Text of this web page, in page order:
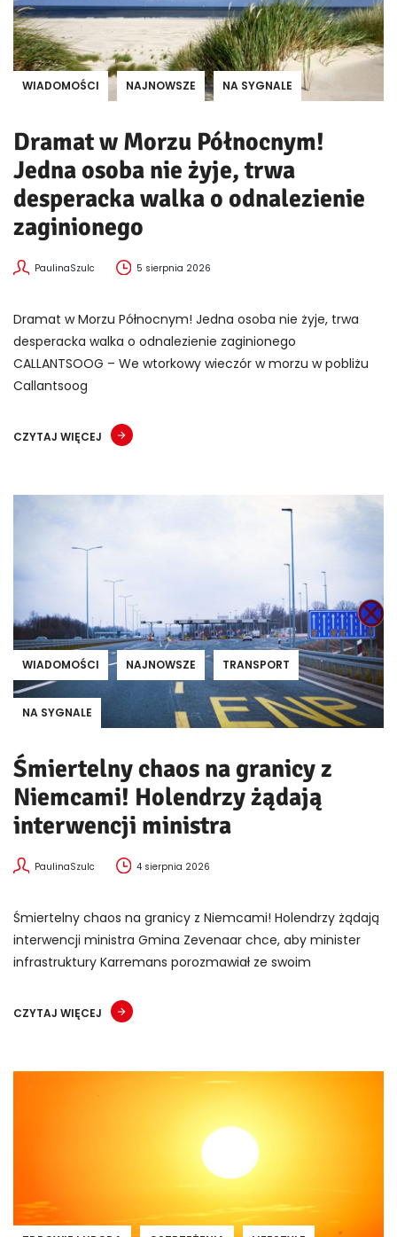
WIADOMOŚCI NAJNOWSZE NA SYGNALE
Dramat w Morzu Północnym!
Jedna osoba nie żyje, trwa
desperacka walka o odnalezienie
zaginionego
PaulinaSzulc 5 sierpnia 2026
Dramat w Morzu Północnym! Jedna osoba nie żyje, trwa
desperacka walka o odnalezienie zaginionego
CALLANTSOOG – We wtorkowy wieczór w morzu w pobliżu
Callantsoog
CZYTAJ WIĘCEJ
WIADOMOŚCI NAJNOWSZE TRANSPORT
NA SYGNALE
Śmiertelny chaos na granicy z
Niemcami! Holendrzy żądają
interwencji ministra
PaulinaSzulc 4 sierpnia 2026
Śmiertelny chaos na granicy z Niemcami! Holendrzy żądają
interwencji ministra Gmina Zevenaar chce, aby minister
infrastruktury Karremans porozmawiał ze swoim
CZYTAJ WIĘCEJ